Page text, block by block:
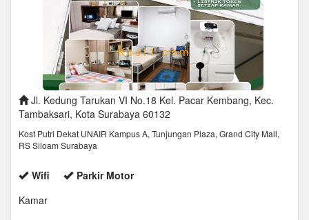
Jl. Kedung Tarukan VI No.18 Kel. Pacar Kembang, Kec.
Tambaksari, Kota Surabaya 60132
Kost Putri Dekat UNAIR Kampus A, Tunjungan Plaza, Grand City Mall,
RS Siloam Surabaya
Wifi
Parkir Motor
Kamar